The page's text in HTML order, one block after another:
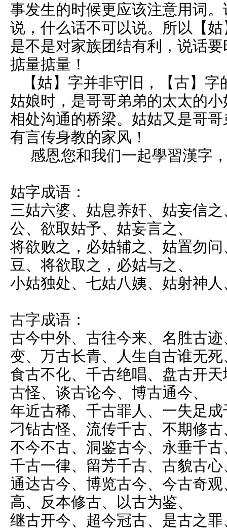
事发生的时候更应该注意用词
说，什么话不可以说。所以【
是不是对家族团结有利，说话
掂量掂量！
【姑】字并非守旧，【古】字
姑娘时，是哥哥弟弟的太太的
相处沟通的桥梁。姑姑又是哥
有言传身教的家风！
感恩您和我们一起學習漢字
姑字成语：
三姑六婆、姑息养奸、姑妄信
公、欲取姑予、姑妄言之、
将欲败之，必姑辅之、姑置勿
豆、将欲取之，必姑与之、
小姑独处、七姑八姨、姑射神
古字成语：
古今中外、古往今来、名胜古
变、万古长青、人生自古谁无死
食古不化、千古绝唱、盘古开
古怪、谈古论今、博古通今、
年近古稀、千古罪人、一失足
刁钻古怪、流传千古、不期修古
不今不古、洞鉴古今、永垂千
千古一律、留芳千古、古貌古心
通达古今、博览古今、今古奇
高、反本修古、以古为鉴、
继古开今、超今冠古、是古之